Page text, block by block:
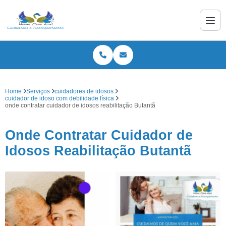
Home Serviços
cuidadores de idosos
cuidador de idoso com debilidade física
onde contratar cuidador de idosos reabilitação Butantã
Onde Contratar Cuidador de
Idosos Reabilitação Butantã